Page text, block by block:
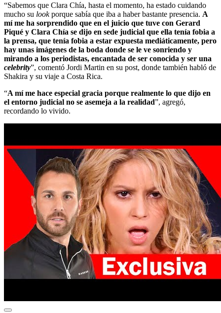
“Sabemos que Clara Chía, hasta el momento, ha estado cuidando
mucho su lookporque sabía que iba a haber bastante presencia. A
mí me ha sorprendido que en el juicio que tuve con Gerard
Piqué y Clara Chía se dijo en sede judicial que ella tenía fobia a
la prensa, que tenía fobia a estar expuesta mediáticamente, pero
hay unas imágenes de la boda donde se le ve sonriendo y
mirando a los periodistas, encantada de ser conocida y ser una
celebrity”, comentó Jordi Martin en su post, donde también habló de
Shakira y su viaje a Costa Rica.
“A mí me hace especial gracia porque realmente lo que dijo en
el entorno judicial no se asemeja a la realidad”, agregó,
recordando lo vivido.